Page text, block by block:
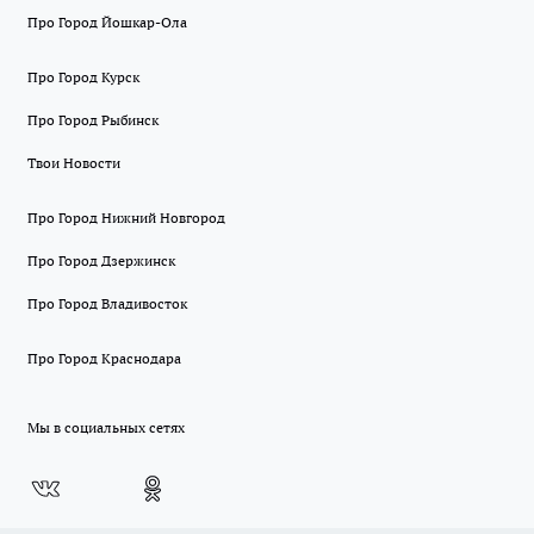
Про Город Йошкар-Ола
Про Город Курск
Про Город Рыбинск
Твои Новости
Про Город Нижний Новгород
Про Город Дзержинск
Про Город Владивосток
Про Город Краснодара
Мы в социальных сетях